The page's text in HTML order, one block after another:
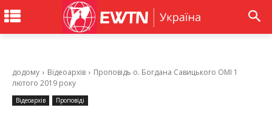
додому Відеоархів
Проповідь о. Богдана Савицького ОМІ 1
лютого 2019 року
Відеоархів Проповіді